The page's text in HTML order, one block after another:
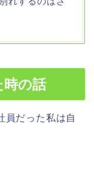
時の話
員だった私は自